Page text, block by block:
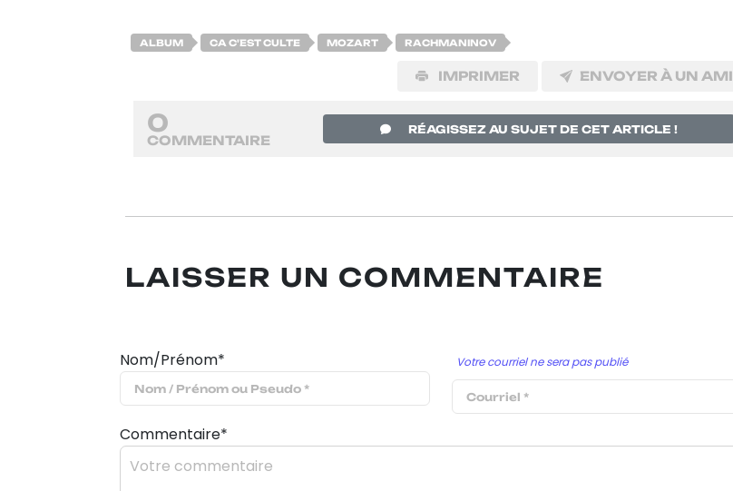
ALBUM CA C'EST CULTE MOZART RACHMANINOV
IMPRIMER ENVOYER À UN AMI
0
COMMENTAIRE
RÉAGISSEZ AU SUJET DE CET ARTICLE !
LAISSER UN COMMENTAIRE
Nom/Prénom* Votre courriel ne sera pas publié
Commentaire*